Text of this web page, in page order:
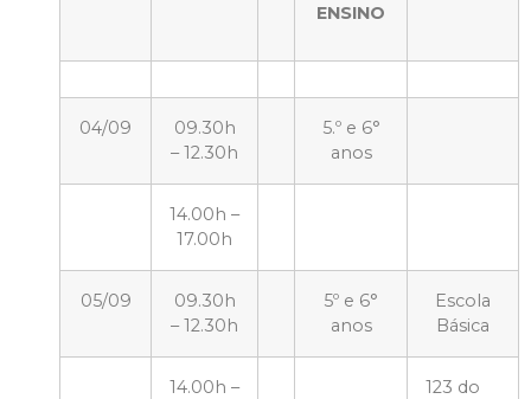
ENSINO
04/09
09.30h
– 12.30h
5.º e 6°
anos
14.00h –
17.00h
05/09
09.30h
– 12.30h
5º e 6°
anos
Escola
Básica
14.00h –
123 do